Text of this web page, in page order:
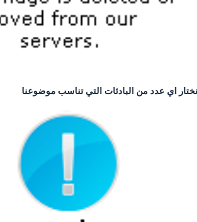
نختار اي عدد من البادئات التي تناسب موضوعنا